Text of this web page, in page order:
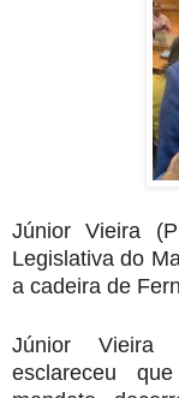
Júnior Vieira
Legislativa do
a cadeira de
Júnior Vieira
esclareceu